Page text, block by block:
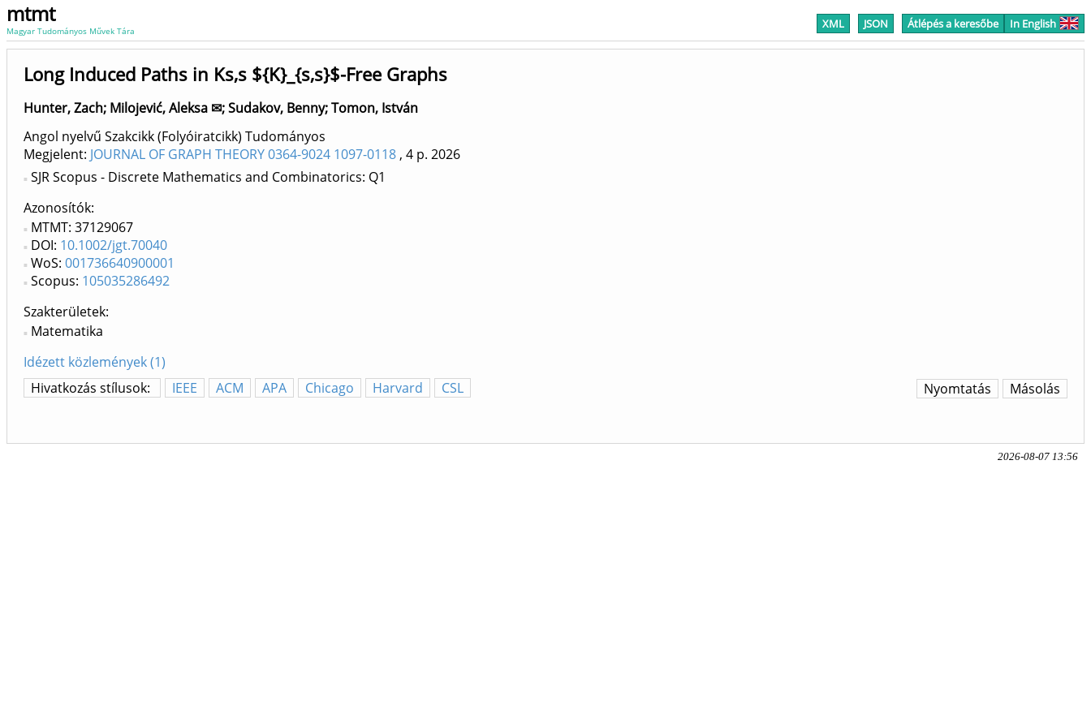
mtmt
Magyar Tudományos Művek Tára XML JSON Átlépés a keresőbe In English
Long Induced Paths in Ks,s ${K}_{s,s}$-Free Graphs
Hunter, Zach; Milojević, Aleksa ✉;Sudakov, Benny;Tomon, István
Angol nyelvű Szakcikk (Folyóiratcikk) Tudományos
Megjelent: JOURNAL OF GRAPH THEORY 0364-9024 1097-0118 , 4 p. 2026
SJR Scopus - Discrete Mathematics and Combinatorics: Q1
Azonosítók
MTMT: 37129067
DOI: 10.1002/jgt.70040
WoS: 001736640900001
Scopus: 105035286492
Szakterületek:
Matematika
Idézett közlemények (1)
Hivatkozás stílusok:
IEEE ACM APA Chicago Harvard CSL Másolás
Nyomtatás
2026-08-07 13:56